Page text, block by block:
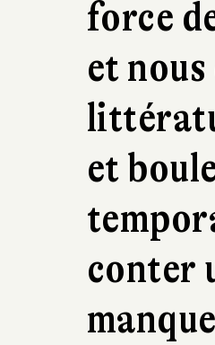
force
et
et
conter